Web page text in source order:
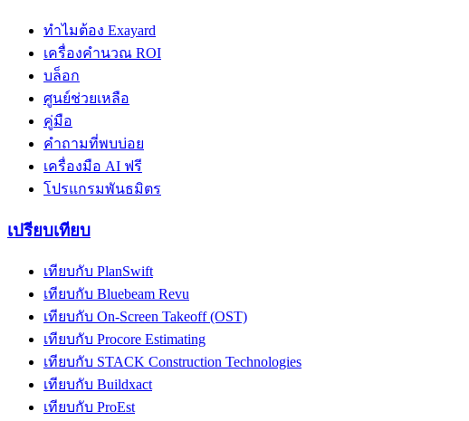
ทำไมต้อง Exayard
เครื่องคำนวณ ROI
บล็อก
ศูนย์ช่วยเหลือ
คู่มือ
คำถามที่พบบ่อย
เครื่องมือ AI ฟรี
โปรแกรมพันธมิตร
เปรียบเทียบ
เทียบกับ PlanSwift
เทียบกับ Bluebeam Revu
เทียบกับ On-Screen Takeoff (OST)
เทียบกับ Procore Estimating
เทียบกับ STACK Construction Technologies
เทียบกับ Buildxact
เทียบกับ ProEst